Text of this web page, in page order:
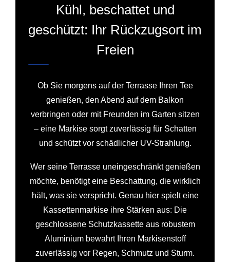
Kühl, beschattet und
geschützt: Ihr Rückzugsort im
Freien
Ob Sie morgens auf der Terrasse Ihren Tee
genießen, den Abend auf dem Balkon
verbringen oder mit Freunden im Garten sitzen
– eine Markise sorgt zuverlässig für Schatten
und schützt vor schädlicher UV-Strahlung.
Wer seine Terrasse uneingeschränkt genießen
möchte, benötigt eine Beschattung, die wirklich
hält, was sie verspricht. Genau hier spielt eine
Kassettenmarkise ihre Stärken aus: Die
geschlossene Schutzkassette aus robustem
Aluminium bewahrt Ihren Markisenstoff
zuverlässig vor Regen, Schmutz und Sturm.